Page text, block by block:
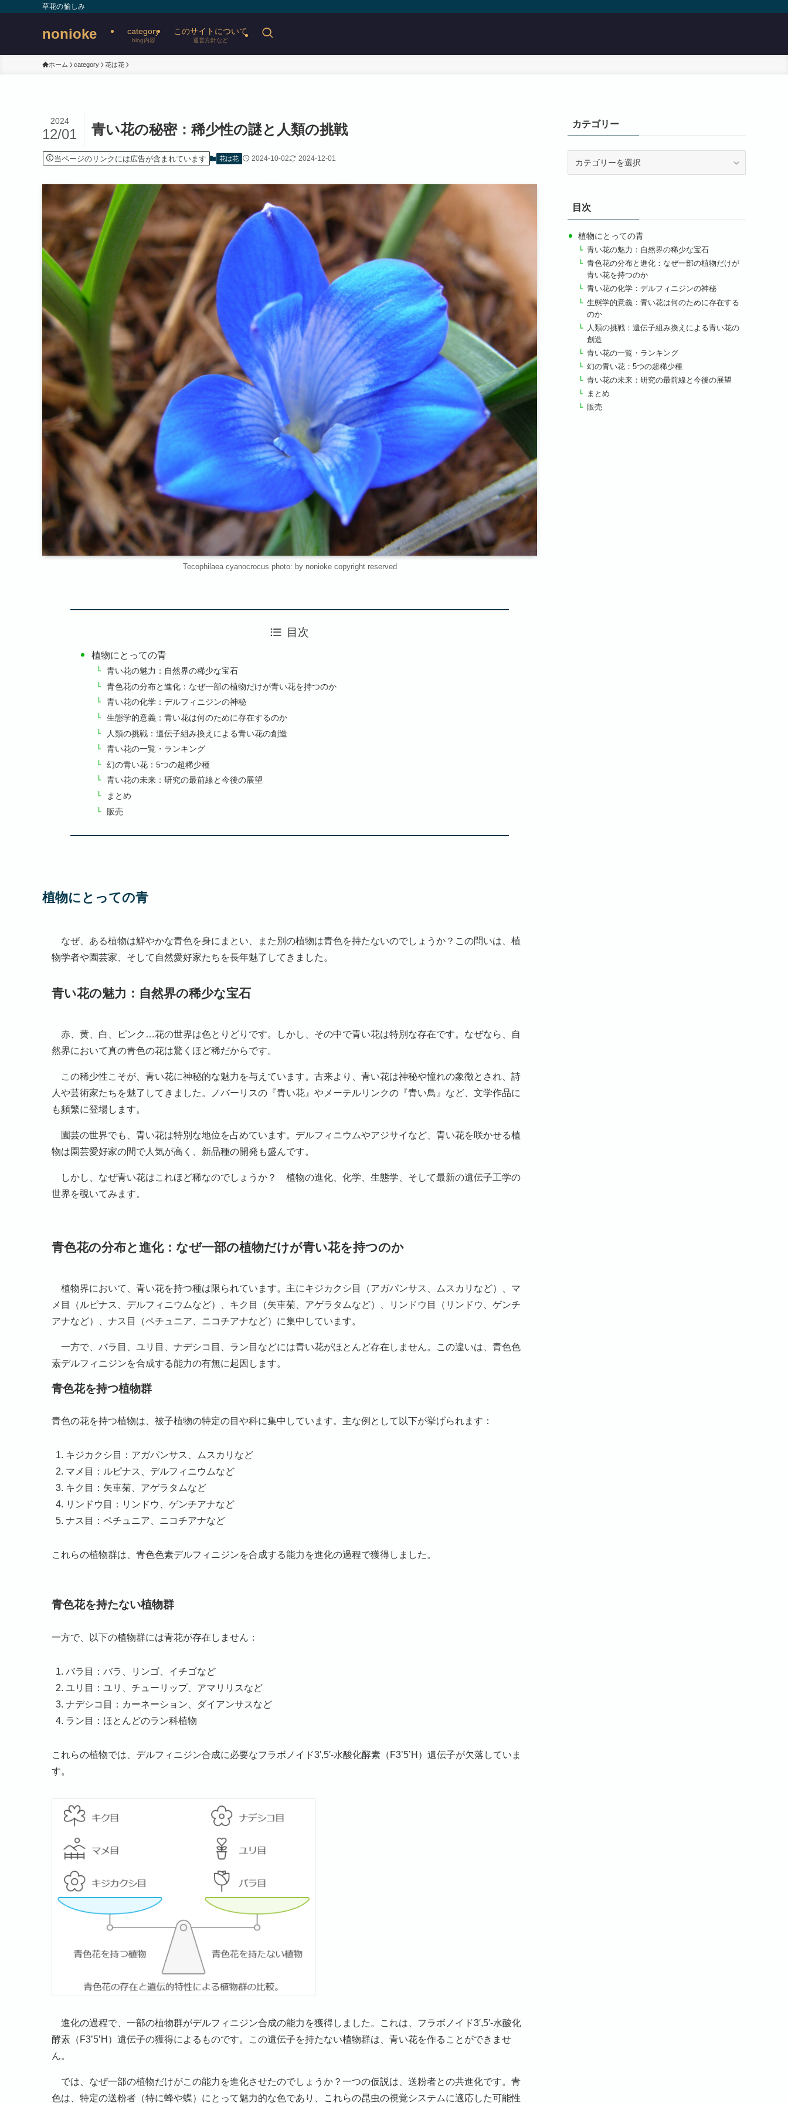
草花の愉しみ
nonioke category
blog内容
このサイトについて
運営方針など
ホーム category 花は花
青い花の秘密：稀少性の謎と人類の挑戦
2024
12/01
当ページのリンクには広告が含まれています 花は花 2024-10-02 2024-12-01
Tecophilaea cyanocrocus photo: by nonioke copyright reserved
目次
植物にとっての青
青い花の魅力：自然界の稀少な宝石
青色花の分布と進化：なぜ一部の植物だけが青い花を持つのか
青い花の化学：デルフィニジンの神秘
生態学的意義：青い花は何のために存在するのか
人類の挑戦：遺伝子組み換えによる青い花の創造
青い花の一覧・ランキング
幻の青い花：5つの超稀少種
青い花の未来：研究の最前線と今後の展望
まとめ
販売
植物にとっての青
なぜ、ある植物は鮮やかな青色を身にまとい、また別の植物は青色を持たないのでしょうか？この問いは、植
物学者や園芸家、そして自然愛好家たちを長年魅了してきました。
青い花の魅力：自然界の稀少な宝石
赤、黄、白、ピンク…花の世界は色とりどりです。しかし、その中で青い花は特別な存在です。なぜなら、自
然界において真の青色の花は驚くほど稀だからです。
この稀少性こそが、青い花に神秘的な魅力を与えています。古来より、青い花は神秘や憧れの象徴とされ、詩
人や芸術家たちを魅了してきました。ノバーリスの『青い花』やメーテルリンクの『青い鳥』など、文学作品に
も頻繁に登場します。
園芸の世界でも、青い花は特別な地位を占めています。デルフィニウムやアジサイなど、青い花を咲かせる植
物は園芸愛好家の間で人気が高く、新品種の開発も盛んです。
しかし、なぜ青い花はこれほど稀なのでしょうか？ 植物の進化、化学、生態学、そして最新の遺伝子工学の
世界を覗いてみます。
青色花の分布と進化：なぜ一部の植物だけが青い花を持つのか
植物界において、青い花を持つ種は限られています。主にキジカクシ目（アガパンサス、ムスカリなど）、マ
メ目（ルピナス、デルフィニウムなど）、キク目（矢車菊、アゲラタムなど）、リンドウ目（リンドウ、ゲンチ
アナなど）、ナス目（ペチュニア、ニコチアナなど）に集中しています。
一方で、バラ目、ユリ目、ナデシコ目、ラン目などには青い花がほとんど存在しません。この違いは、青色色
素デルフィニジンを合成する能力の有無に起因します。
青色花を持つ植物群
青色の花を持つ植物は、被子植物の特定の目や科に集中しています。主な例として以下が挙げられます：
キジカクシ目：アガパンサス、ムスカリなど
マメ目：ルピナス、デルフィニウムなど
キク目：矢車菊、アゲラタムなど
リンドウ目：リンドウ、ゲンチアナなど
ナス目：ペチュニア、ニコチアナなど
これらの植物群は、青色色素デルフィニジンを合成する能力を進化の過程で獲得しました。
青色花を持たない植物群
一方で、以下の植物群には青花が存在しません：
バラ目：バラ、リンゴ、イチゴなど
ユリ目：ユリ、チューリップ、アマリリスなど
ナデシコ目：カーネーション、ダイアンサスなど
ラン目：ほとんどのラン科植物
これらの植物では、デルフィニジン合成に必要なフラボノイド3′,5′-水酸化酵素（F3’5’H）遺伝子が欠落していま
す。
進化の過程で、一部の植物群がデルフィニジン合成の能力を獲得しました。これは、フラボノイド3′,5′-水酸化
酵素（F3’5’H）遺伝子の獲得によるものです。この遺伝子を持たない植物群は、青い花を作ることができませ
ん。
では、なぜ一部の植物だけがこの能力を進化させたのでしょうか？一つの仮説は、送粉者との共進化です。青
色は、特定の送粉者（特に蜂や蝶）にとって魅力的な色であり、これらの昆虫の視覚システムに適応した可能性
カテゴリー
ー目次
植物にとっての青
青い花の魅力：自然界の稀少な宝石
青色花の分布と進化：なぜ一部の植物だけが
青い花を持つのか
青い花の化学：デルフィニジンの神秘
生態学的意義：青い花は何のために存在する
のか
人類の挑戦：遺伝子組み換えによる青い花の
創造
青い花の一覧・ランキング
幻の青い花：5つの超稀少種
青い花の未来：研究の最前線と今後の展望
まとめ
販売